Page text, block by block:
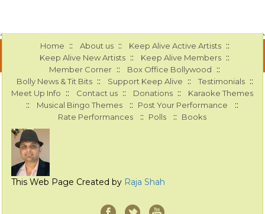
Home :: About us :: Keep Alive Active Artists ::
Keep Alive New Artists :: Keep Alive Members ::
Member Corner :: Box Office Bollywood ::
Bolly News & Tit Bits :: Support Keep Alive :: Testimonials ::
Meet Up Info :: Contact us :: Donations :: Karaoke Themes
:: Musical Bingo Themes :: Post Your Performance ::
Rate Performances :: Polls :: Books
This Web Page Created by Raja Shah